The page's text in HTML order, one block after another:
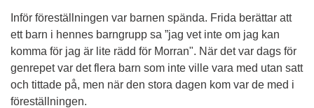
Inför föreställningen var barnen spända. Frida berättar att
ett barn i hennes barngrupp sa ”jag vet inte om jag kan
komma för jag är lite rädd för Morran". När det var dags för
genrepet var det flera barn som inte ville vara med utan satt
och tittade på, men när den stora dagen kom var de med i
föreställningen.